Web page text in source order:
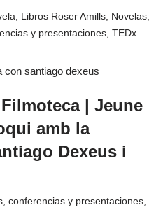
, Libros Roser Amills, Novelas,
y presentaciones, TEDx
| Jeune
amb la
Dexeus i
conferencias y presentaciones,